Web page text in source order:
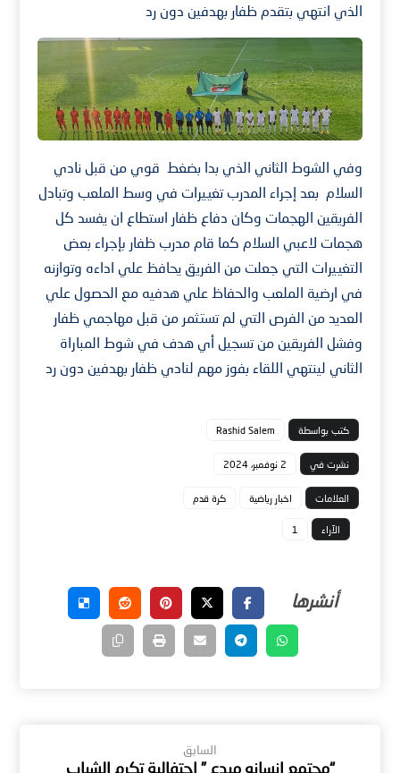
الذي انتهي بتقدم ظفار بهدفين دون رد
وفي الشوط الثاني الذي بدا بضغط قوي من قبل نادي
السلام بعد إجراء المدرب تغييرات في وسط الملعب وتبادل
الفريقين الهجمات وكان دفاع ظفار استطاع ان يفسد كل
هجمات لاعبي السلام كما قام مدرب ظفار بإجراء بعض
التغييرات التي جعلت من الفريق يحافظ علي اداءه وتوازنه
في ارضية الملعب والحفاظ علي هدفيه مع الحصول علي
العديد من الفرص التي لم تستثمر من قبل مهاجمي ظفار
وفشل الفريقين من تسجيل أي هدف في شوط المباراة
الثاني لينتهي اللقاء بفوز مهم لنادي ظفار بهدفين دون رد
كتب بواسطة Rashid Salem
نشرت في 2 نوفمبر، 2024
العلامات اخبار رياضية كرة قدم
الآراء 1
السابق
“مجتمع إنسانه مبدع ” احتفالية تكرم الشباب